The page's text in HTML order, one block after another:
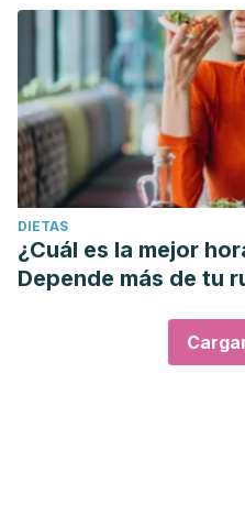
DIETAS
¿Cuál es la mejor
Depende más de tu